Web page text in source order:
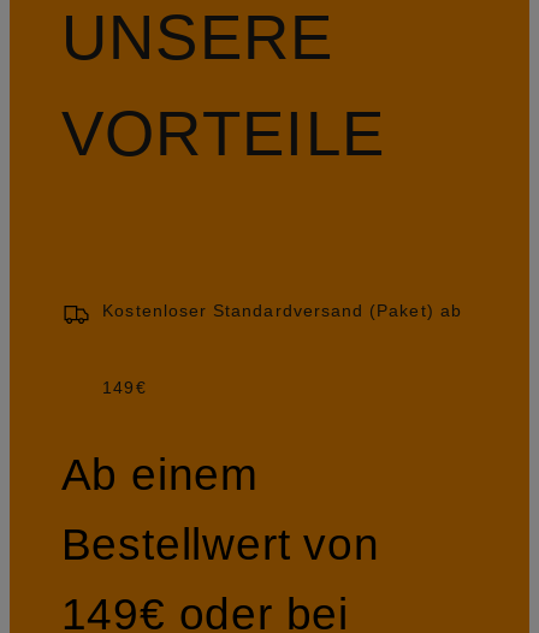
UNSERE
VORTEILE
Kostenloser Standardversand (Paket) ab
149€
Ab einem
Bestellwert von
149€ oder bei